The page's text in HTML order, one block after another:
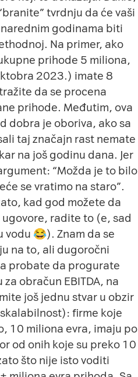
tvrdnju da će vaši
godinama biti
Na primer, ako
prihode 5 miliona,
2023.) imate 8
da se procena
prihode. Međutim, ova
dobra je oboriva, ako sa
taj značajn rast nemate
na još godinu dana. Jer
“Možda je to bilo
se vratimo na staro”.
kad god možete da
radite to (e, sad
vodu 😂). Znam da se
na to, ali dugoročni
probate da progurate
obračun EBITDA, na
još jednu stvar u obzir
firme koje
10 miliona evra, imaju po
od onih koje su preko 10
što nije isto voditi